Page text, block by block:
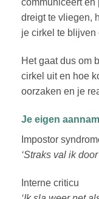
communiceert en
dreigt te vliegen,
je cirkel te blijven
Het gaat dus om
cirkel uit en hoe
oorzaken en je
Je eigen
Impostor
‘Straks val ik
Interne criticu